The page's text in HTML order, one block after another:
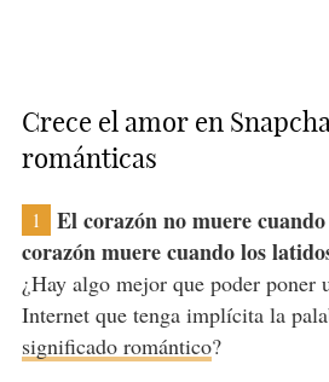
Crece el amor en
románticas
1
El corazón no muere
corazón muere cuando los
¿Hay algo mejor que poder poner
Internet que tenga implícita la
significado romántico?